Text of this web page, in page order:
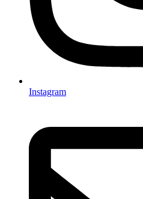
Instagram